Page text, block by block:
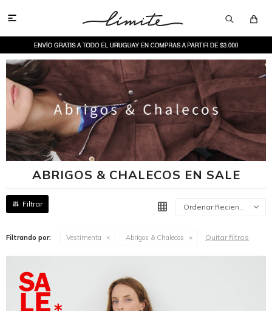

ABRIGOS & CHALECOS EN SALE
Recientes
Filtrando por: Vestimenta Abrigos & Chalecos Quitar filtros